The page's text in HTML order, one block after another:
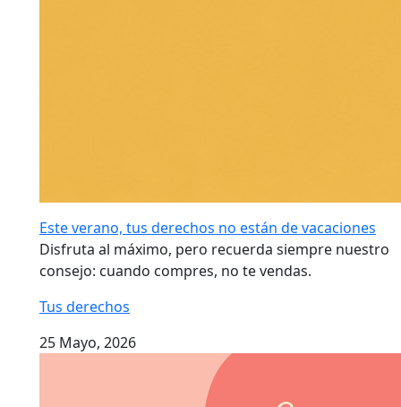
Este verano, tus derechos no están de vacaciones
Disfruta al máximo, pero recuerda siempre nuestro
consejo: cuando compres, no te vendas.
Tus derechos
25 Mayo, 2026